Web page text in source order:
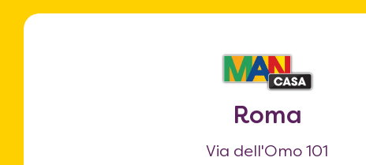
Roma
Via dell'Omo 101